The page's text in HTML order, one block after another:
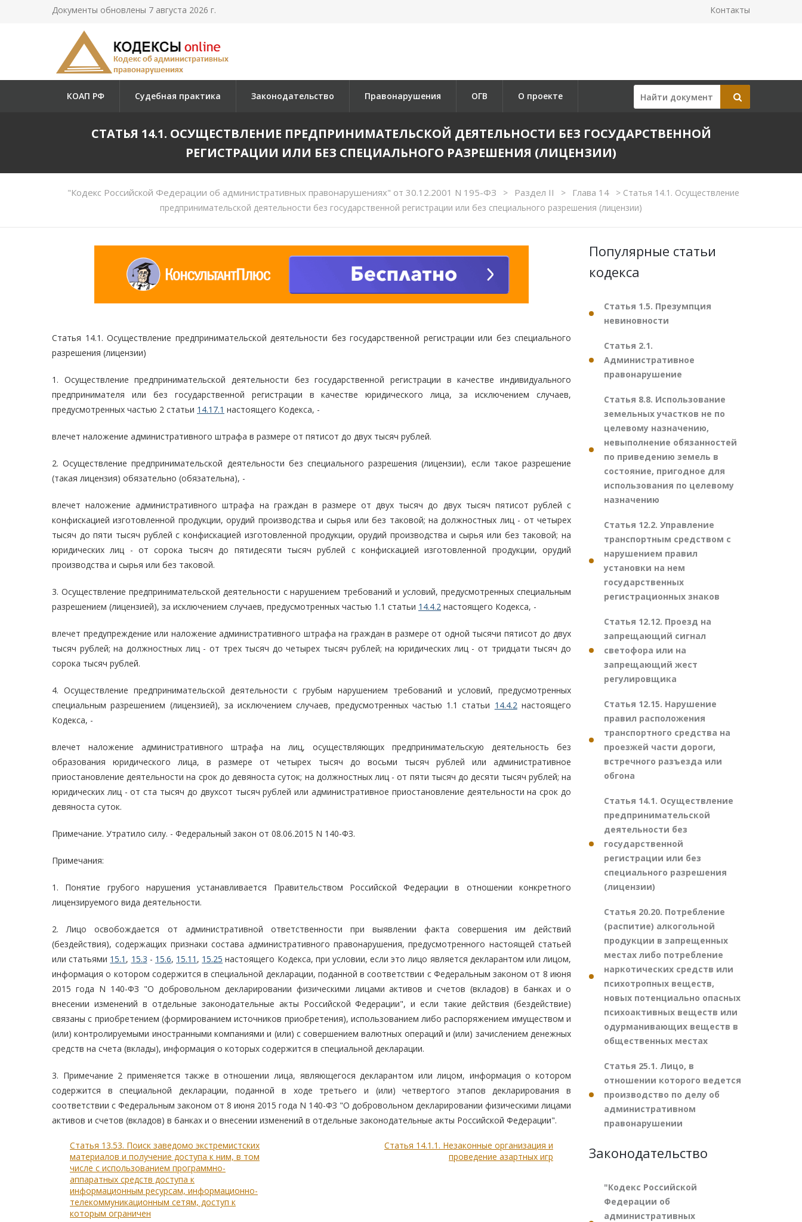
Документы обновлены 7 августа 2026 г. Контакты
КОАП РФ Судебная практика Законодательство Правонарушения ОГВ О проекте
СТАТЬЯ 14.1. ОСУЩЕСТВЛЕНИЕ ПРЕДПРИНИМАТЕЛЬСКОЙ ДЕЯТЕЛЬНОСТИ БЕЗ ГОСУДАРСТВЕННОЙ
РЕГИСТРАЦИИ ИЛИ БЕЗ СПЕЦИАЛЬНОГО РАЗРЕШЕНИЯ (ЛИЦЕНЗИИ)
"Кодекс Российской Федерации об административных правонарушениях" от 30.12.2001 N 195-ФЗ > Раздел II > Глава 14 >Статья 14.1. Осуществление
предпринимательской деятельности без государственной регистрации или без специального разрешения (лицензии)
Статья 14.1. Осуществление предпринимательской деятельности без государственной регистрации или без специального
разрешения (лицензии)
1. Осуществление предпринимательской деятельности без государственной регистрации в качестве индивидуального
предпринимателя или без государственной регистрации в качестве юридического лица, за исключением случаев,
предусмотренных частью 2 статьи 14.17.1 настоящего Кодекса, -
влечет наложение административного штрафа в размере от пятисот до двух тысяч рублей.
2. Осуществление предпринимательской деятельности без специального разрешения (лицензии), если такое разрешение
(такая лицензия) обязательно (обязательна), -
влечет наложение административного штрафа на граждан в размере от двух тысяч до двух тысяч пятисот рублей с
конфискацией изготовленной продукции, орудий производства и сырья или без таковой; на должностных лиц - от четырех
тысяч до пяти тысяч рублей с конфискацией изготовленной продукции, орудий производства и сырья или без таковой; на
юридических лиц - от сорока тысяч до пятидесяти тысяч рублей с конфискацией изготовленной продукции, орудий
производства и сырья или без таковой.
3. Осуществление предпринимательской деятельности с нарушением требований и условий, предусмотренных специальным
разрешением (лицензией), за исключением случаев, предусмотренных частью 1.1 статьи 14.4.2 настоящего Кодекса, -
влечет предупреждение или наложение административного штрафа на граждан в размере от одной тысячи пятисот до двух
тысяч рублей; на должностных лиц - от трех тысяч до четырех тысяч рублей; на юридических лиц - от тридцати тысяч до
сорока тысяч рублей.
4. Осуществление предпринимательской деятельности с грубым нарушением требований и условий, предусмотренных
специальным разрешением (лицензией), за исключением случаев, предусмотренных частью 1.1 статьи 14.4.2настоящего
Кодекса, -
влечет наложение административного штрафа на лиц, осуществляющих предпринимательскую деятельность без
образования юридического лица, в размере от четырех тысяч до восьми тысяч рублей или административное
приостановление деятельности на срок до девяноста суток; на должностных лиц - от пяти тысяч до десяти тысяч рублей; на
юридических лиц - от ста тысяч до двухсот тысяч рублей или административное приостановление деятельности на срок до
девяноста суток.
Примечание. Утратило силу. - Федеральный закон от 08.06.2015 N 140-ФЗ.
Примечания:
1. Понятие грубого нарушения устанавливается Правительством Российской Федерации в отношении конкретного
лицензируемого вида деятельности.
2. Лицо освобождается от административной ответственности при выявлении факта совершения им действий
(бездействия), содержащих признаки состава административного правонарушения, предусмотренного настоящей статьей
или статьями 15.1 , 15.3 - 15.6, 15.11 , 15.25 настоящего Кодекса, при условии, если это лицо является декларантом или лицом,
информация о котором содержится в специальной декларации, поданной в соответствии с Федеральным законом от 8 июня
2015 года N 140-ФЗ "О добровольном декларировании физическими лицами активов и счетов (вкладов) в банках и о
внесении изменений в отдельные законодательные акты Российской Федерации", и если такие действия (бездействие)
связаны с приобретением (формированием источников приобретения), использованием либо распоряжением имуществом и
(или) контролируемыми иностранными компаниями и (или) с совершением валютных операций и (или) зачислением денежных
средств на счета (вклады), информация о которых содержится в специальной декларации.
3. Примечание 2 применяется также в отношении лица, являющегося декларантом или лицом, информация о котором
содержится в специальной декларации, поданной в ходе третьего и (или) четвертого этапов декларирования в
соответствии с Федеральным законом от 8 июня 2015 года N 140-ФЗ "О добровольном декларировании физическими лицами
активов и счетов (вкладов) в банках и о внесении изменений в отдельные законодательные акты Российской Федерации".
Статья 13.53. Поиск заведомо экстремистских
материалов и получение доступа к ним, в том
числе с использованием программно-
аппаратных средств доступа к
информационным ресурсам, информационно-
телекоммуникационным сетям, доступ к
которым ограничен
Статья 14.1.1. Незаконные организация и
проведение азартных игр
Популярные статьи
кодекса
Статья 1.5. Презумпция
невиновности
Статья 2.1.
Административное
правонарушение
Статья 8.8. Использование
земельных участков не по
целевому назначению,
невыполнение обязанностей
по приведению земель в
состояние, пригодное для
использования по целевому
назначению
Статья 12.2. Управление
транспортным средством с
нарушением правил
установки на нем
государственных
регистрационных знаков
Статья 12.12. Проезд на
запрещающий сигнал
светофора или на
запрещающий жест
регулировщика
Статья 12.15. Нарушение
правил расположения
транспортного средства на
проезжей части дороги,
встречного разъезда или
обгона
Статья 14.1. Осуществление
предпринимательской
деятельности без
государственной
регистрации или без
специального разрешения
(лицензии)
Статья 20.20. Потребление
(распитие) алкогольной
продукции в запрещенных
местах либо потребление
наркотических средств или
психотропных веществ,
новых потенциально опасных
психоактивных веществ или
одурманивающих веществ в
общественных местах
Статья 25.1. Лицо, в
отношении которого ведется
производство по делу об
административном
правонарушении
Законодательство
"Кодекс Российской
Федерации об
административных